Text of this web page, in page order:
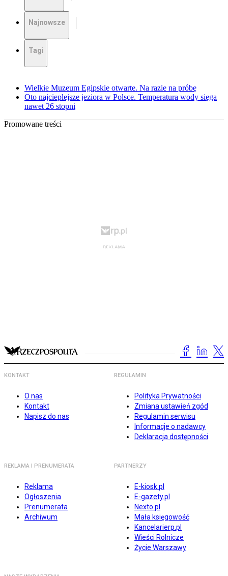
Najnowsze
Tagi
Wielkie Muzeum Egipskie otwarte. Na razie na próbę
Oto najcieplejsze jeziora w Polsce. Temperatura wody sięga
nawet 26 stopni
Promowane treści
KONTAKT
O nas
Kontakt
Napisz do nas
REGULAMIN
Polityka Prywatności
Zmiana ustawień zgód
Regulamin serwisu
Informacje o nadawcy
Deklaracja dostępności
REKLAMA I PRENUMERATA
Reklama
Ogłoszenia
Prenumerata
Archiwum
PARTNERZY
E-kiosk.pl
E-gazety.pl
Nexto.pl
Mała księgowość
Kancelarierp.pl
Wieści Rolnicze
Życie Warszawy